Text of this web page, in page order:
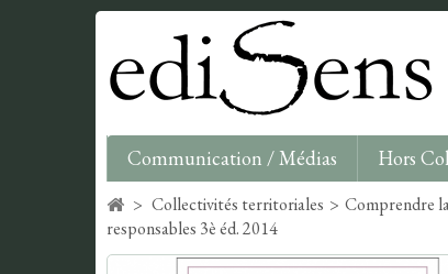
Communication / Médias Hors
> Collectivités territoriales > Comprendre
responsables 3è éd. 2014